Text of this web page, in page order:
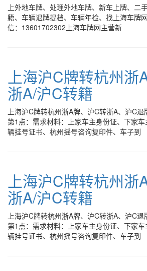
上外地车牌、处理外地车牌、新车上牌、二
籍、车辆退牌提档、车辆年检、找上海车牌
信：13601702302上海车牌网主营新
上海沪C牌转杭州浙
浙A/沪C转籍
上海沪C牌转杭州浙A牌、沪C转浙A、沪C退
第1点：需求材料：上家车主身份证、下家
辆挂号证书、杭州摇号咨询复印件、车子到
上海沪C牌转杭州浙
浙A/沪C转籍
上海沪C牌转杭州浙A牌、沪C转浙A、沪C退
第1点：需求材料：上家车主身份证、下家
辆挂号证书、杭州摇号咨询复印件、车子到